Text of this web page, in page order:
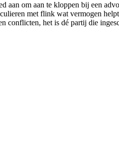
aan om aan te kloppen bij een
met flink wat vermogen
conflicten, het is dé partij die